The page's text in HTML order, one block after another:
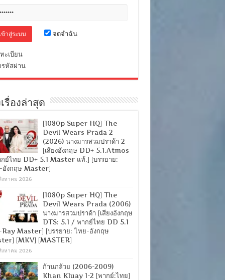
จดจำฉัน
ะเบียน
หัสผ่าน
รื่องล่าสุด
[1080p Super HQ] The
Devil Wears Prada 2
(2026) นางมารสวมปราด้า 2
[เสียงอังกฤษ DD+ 5.1.Atmos
ย์ไทย DD+ 5.1 Master แท้.] [บรรยาย:
อังกฤษ Master]
งหาคม 2026
[1080p Super HQ] The
Devil Wears Prada (2006)
นางมารสวมปราด้า [เสียงอังกฤษ
DTS: 5.1 / พากย์ไทย DD 5.1
Master] [บรรยาย: ไทย-อังกฤษ
[MKV] [MASTER]
งหาคม 2026
ก้านกล้วย (2006-2009)
Khan Kluay 1-2 [พากย์:ไทย]